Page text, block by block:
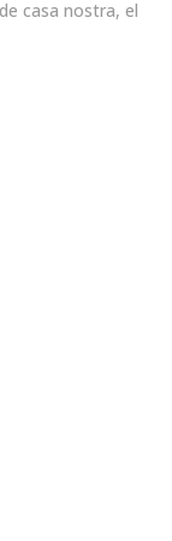
casa nostra, el